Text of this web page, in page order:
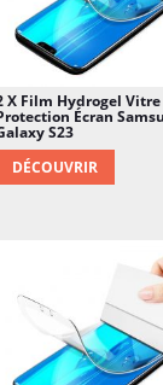
X Film Hydrogel Vitre
Écran
S23
DÉCOUVRIR